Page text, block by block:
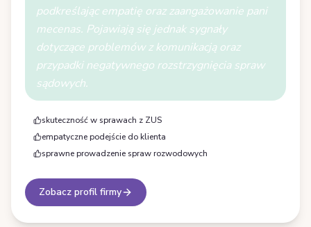
podkreślając empatię oraz zaangażowanie pani
mecenas. Pojawiają się jednak sygnały
dotyczące problemów z komunikacją oraz
przypadki negatywnego rozstrzygnięcia spraw
sądowych.
skuteczność w sprawach z ZUS
empatyczne podejście do klienta
sprawne prowadzenie spraw rozwodowych
Zobacz profil firmy